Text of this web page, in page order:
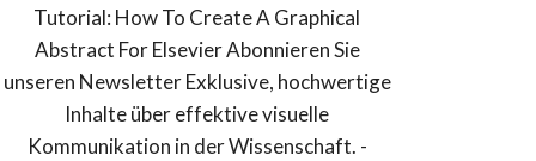
Tutorial: How To Create A Graphical
Abstract For Elsevier Abonnieren Sie
unseren Newsletter Exklusive, hochwertige
Inhalte über effektive visuelle
Kommunikation in der Wissenschaft. -